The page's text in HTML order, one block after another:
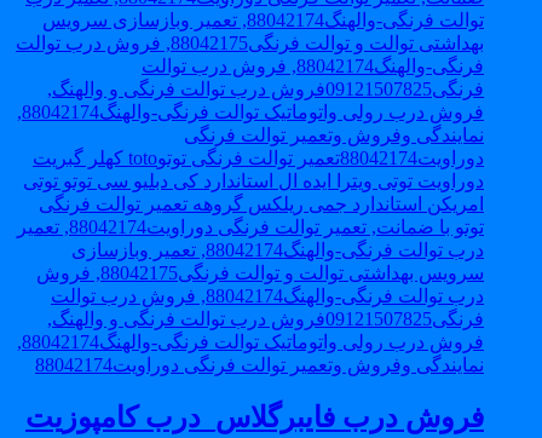
فروش درب فایبرگلاس_درب کامپوزیت